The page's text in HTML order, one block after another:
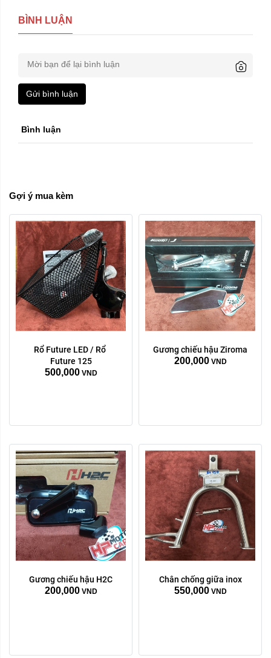
BÌNH LUẬN
Gửi bình luận
Bình luận
Gợi ý mua kèm
Rổ Future LED / Rổ
Future 125
500,000 VND
Gương chiếu hậu Ziroma
200,000 VND
Gương chiếu hậu H2C
200,000 VND
Dòng xe:
Winner X
Winner
Vario click AB125
Xóa
Chân chống giữa inox
550,000 VND